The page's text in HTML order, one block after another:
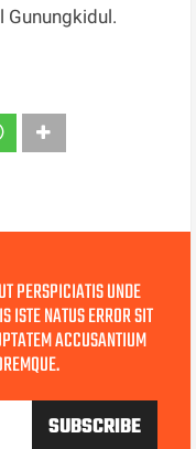
Gunungkidul.
PERSPICIATIS UNDE
ISTE NATUS ERROR SIT
ACCUSANTIUM